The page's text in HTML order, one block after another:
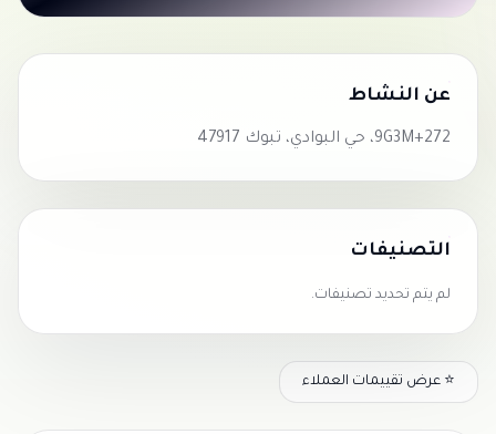
عن النشاط
9G3M+272، حي البوادي، تبوك 47917
التصنيفات
لم يتم تحديد تصنيفات.
⭐ عرض تقييمات العملاء